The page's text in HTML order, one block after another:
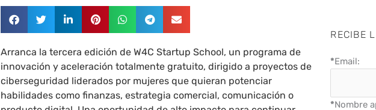
Arranca la tercera edición de W4C Startup School, un programa de
innovación y aceleración totalmente gratuito, dirigido a proyectos de
ciberseguridad liderados por mujeres que quieran potenciar
habilidades como finanzas, estrategia comercial, comunicación o
RECIBE
*Email:
*Nombre